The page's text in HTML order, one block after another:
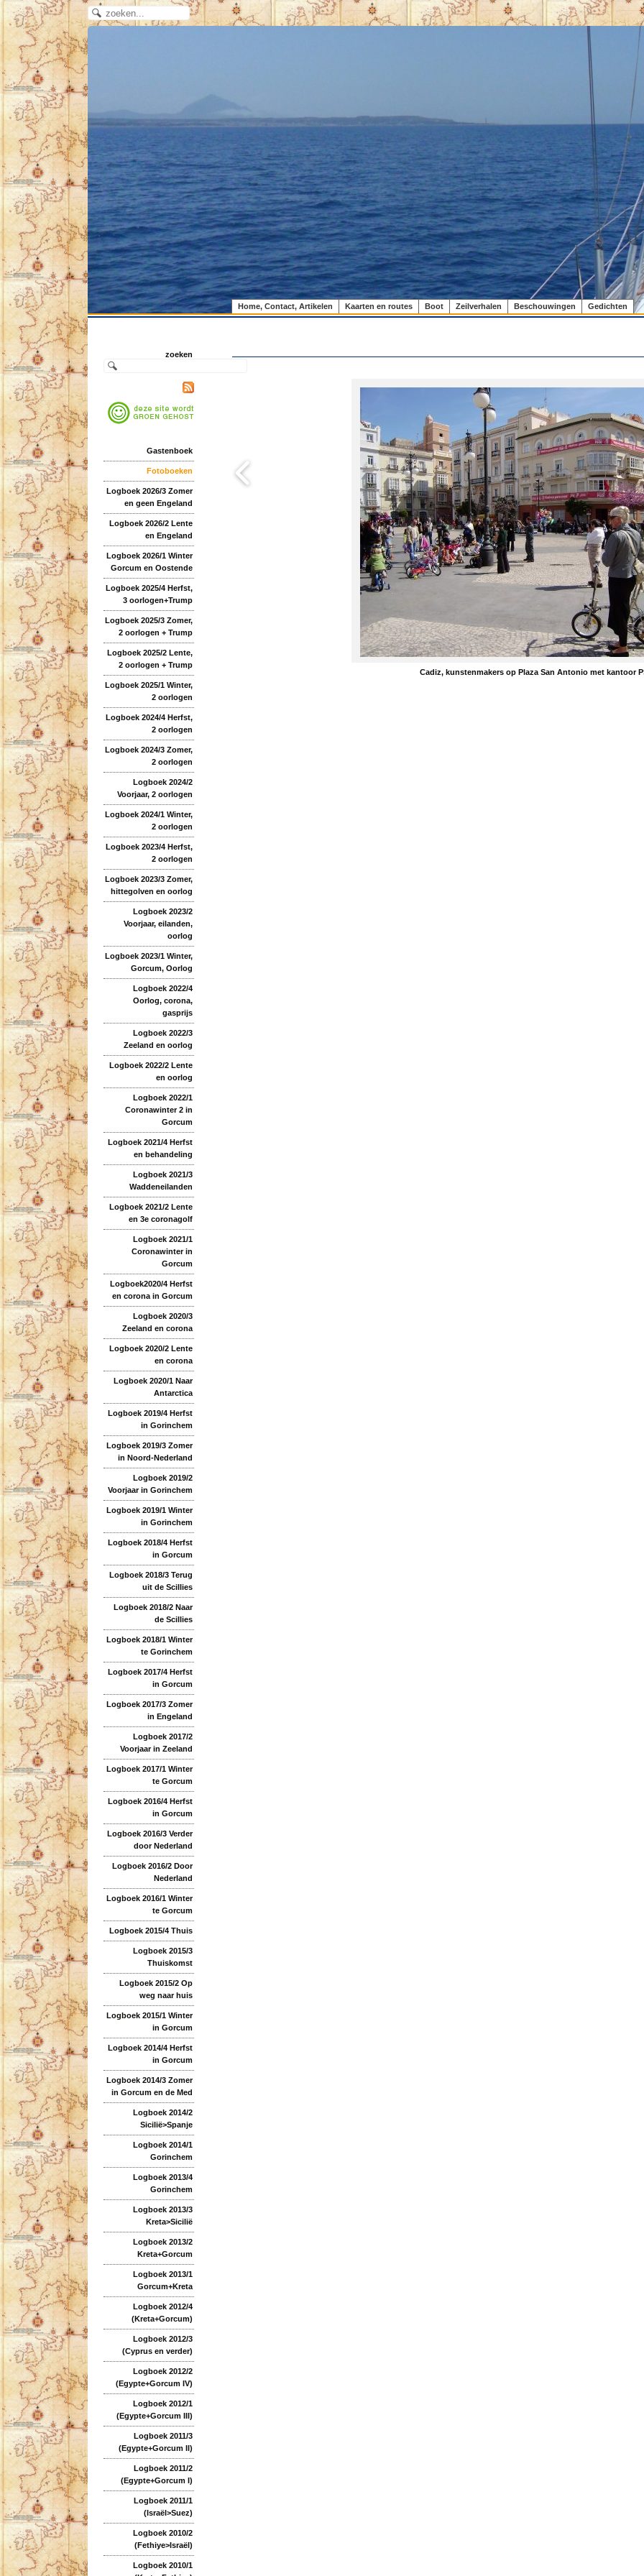
Home, Contact, Artikelen Kaarten en routes Boot Zeilverhalen Beschouwingen Gedichten
zoeken
Gastenboek
Fotoboeken
Logboek 2026/3 Zomer
en geen Engeland
Logboek 2026/2 Lente
en Engeland
Logboek 2026/1 Winter
Gorcum en Oostende
Logboek 2025/4 Herfst,
3 oorlogen+Trump
Logboek 2025/3 Zomer,
2 oorlogen + Trump
Logboek 2025/2 Lente,
2 oorlogen + Trump
Logboek 2025/1 Winter,
2 oorlogen
Logboek 2024/4 Herfst,
2 oorlogen
Logboek 2024/3 Zomer,
2 oorlogen
Logboek 2024/2
Voorjaar, 2 oorlogen
Logboek 2024/1 Winter,
2 oorlogen
Logboek 2023/4 Herfst,
2 oorlogen
Logboek 2023/3 Zomer,
hittegolven en oorlog
Logboek 2023/2
Voorjaar, eilanden,
oorlog
Logboek 2023/1 Winter,
Gorcum, Oorlog
Logboek 2022/4
Oorlog, corona,
gasprijs
Logboek 2022/3
Zeeland en oorlog
Logboek 2022/2 Lente
en oorlog
Logboek 2022/1
Coronawinter 2 in
Gorcum
Logboek 2021/4 Herfst
en behandeling
Logboek 2021/3
Waddeneilanden
Logboek 2021/2 Lente
en 3e coronagolf
Logboek 2021/1
Coronawinter in
Gorcum
Logboek2020/4 Herfst
en corona in Gorcum
Logboek 2020/3
Zeeland en corona
Logboek 2020/2 Lente
en corona
Logboek 2020/1 Naar
Antarctica
Logboek 2019/4 Herfst
in Gorinchem
Logboek 2019/3 Zomer
in Noord-Nederland
Logboek 2019/2
Voorjaar in Gorinchem
Logboek 2019/1 Winter
in Gorinchem
Logboek 2018/4 Herfst
in Gorcum
Logboek 2018/3 Terug
uit de Scillies
Logboek 2018/2 Naar
de Scillies
Logboek 2018/1 Winter
te Gorinchem
Logboek 2017/4 Herfst
in Gorcum
Logboek 2017/3 Zomer
in Engeland
Logboek 2017/2
Voorjaar in Zeeland
Logboek 2017/1 Winter
te Gorcum
Logboek 2016/4 Herfst
in Gorcum
Logboek 2016/3 Verder
door Nederland
Logboek 2016/2 Door
Nederland
Logboek 2016/1 Winter
te Gorcum
Logboek 2015/4 Thuis
Logboek 2015/3
Thuiskomst
Logboek 2015/2 Op
weg naar huis
Logboek 2015/1 Winter
in Gorcum
Logboek 2014/4 Herfst
in Gorcum
Logboek 2014/3 Zomer
in Gorcum en de Med
Logboek 2014/2
Sicilië>Spanje
Logboek 2014/1
Gorinchem
Logboek 2013/4
Gorinchem
Logboek 2013/3
Kreta>Sicilië
Logboek 2013/2
Kreta+Gorcum
Logboek 2013/1
Gorcum+Kreta
Logboek 2012/4
(Kreta+Gorcum)
Logboek 2012/3
(Cyprus en verder)
Logboek 2012/2
(Egypte+Gorcum IV)
Logboek 2012/1
(Egypte+Gorcum III)
Logboek 2011/3
(Egypte+Gorcum II)
Logboek 2011/2
(Egypte+Gorcum I)
Logboek 2011/1
(Israël>Suez)
Logboek 2010/2
(Fethiye>Israël)
Logboek 2010/1
Cadiz, kunstenmakers op Plaza San Antonio met kantoor